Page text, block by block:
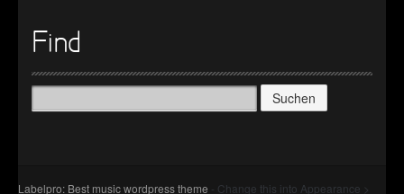
Find
Suchen
nach:
Labelpro: Best music wordpress theme - Change this into Appearance >